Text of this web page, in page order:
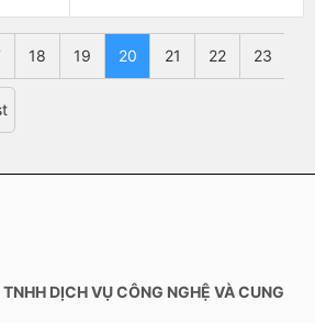
18 19 20 21 22 23
DỊCH VỤ CÔNG NGHỆ VÀ CUNG